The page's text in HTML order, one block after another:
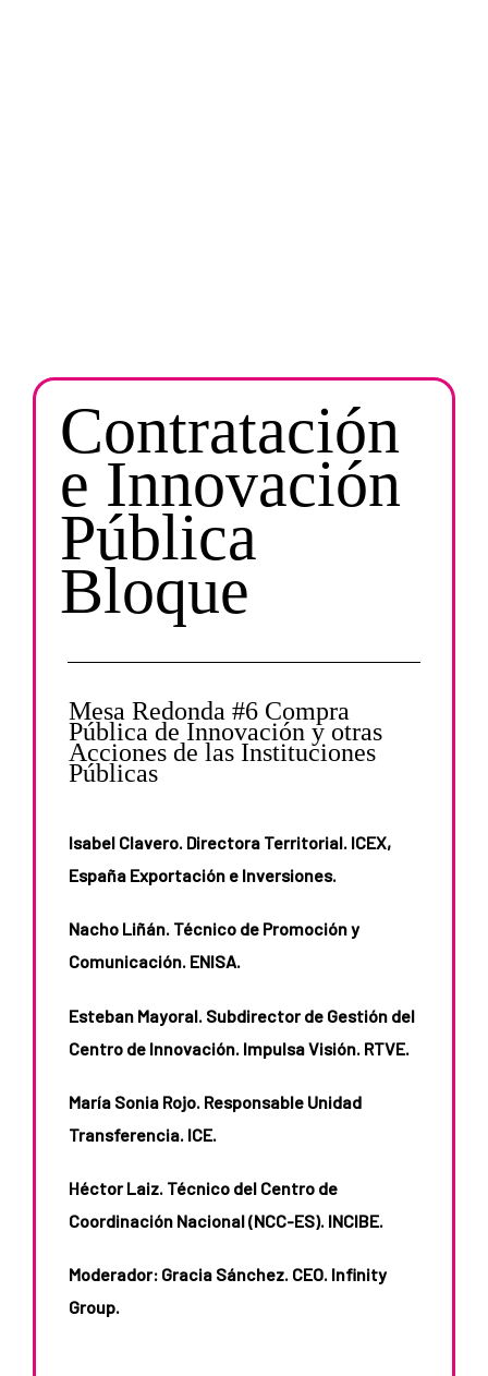
Contratación
e Innovación
Pública
Bloque
Mesa Redonda #6 Compra
Pública de Innovación y otras
Acciones de las Instituciones
Públicas
Isabel Clavero. Directora Territorial. ICEX,
España Exportación e Inversiones.
Nacho Liñán. Técnico de Promoción y
Comunicación. ENISA.
Esteban Mayoral. Subdirector de Gestión del
Centro de Innovación. Impulsa Visión. RTVE.
María Sonia Rojo. Responsable Unidad
Transferencia. ICE.
Héctor Laiz. Técnico del Centro de
Coordinación Nacional (NCC-ES). INCIBE.
Moderador: Gracia Sánchez. CEO. Infinity
Group.